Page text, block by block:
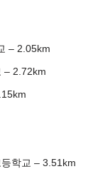
– 2.05km
– 2.72km
학교 – 3.51km